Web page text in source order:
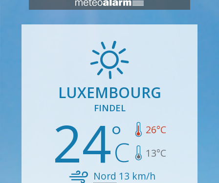
LUXEMBOURG
FINDEL
24 26°C
13°C
Nord 13 km/h